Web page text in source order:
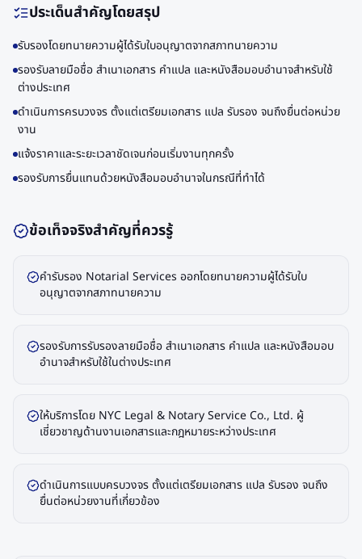
ประเด็นสำคัญโดยสรุป
รับรองโดยทนายความผู้ได้รับใบอนุญาตจากสภาทนายความ
รองรับลายมือชื่อ สำเนาเอกสาร คำแปล และหนังสือมอบอำนาจสำหรับใช้
ต่างประเทศ
ดำเนินการครบวงจร ตั้งแต่เตรียมเอกสาร แปล รับรอง จนถึงยื่นต่อหน่วย
งาน
แจ้งราคาและระยะเวลาชัดเจนก่อนเริ่มงานทุกครั้ง
รองรับการยื่นแทนด้วยหนังสือมอบอำนาจในกรณีที่ทำได้
ข้อเท็จจริงสำคัญที่ควรรู้
คำรับรอง Notarial Services ออกโดยทนายความผู้ได้รับใบ
อนุญาตจากสภาทนายความ
รองรับการรับรองลายมือชื่อ สำเนาเอกสาร คำแปล และหนังสือมอบ
อำนาจสำหรับใช้ในต่างประเทศ
ให้บริการโดย NYC Legal & Notary Service Co., Ltd. ผู้
เชี่ยวชาญด้านงานเอกสารและกฎหมายระหว่างประเทศ
ดำเนินการแบบครบวงจร ตั้งแต่เตรียมเอกสาร แปล รับรอง จนถึง
ยื่นต่อหน่วยงานที่เกี่ยวข้อง